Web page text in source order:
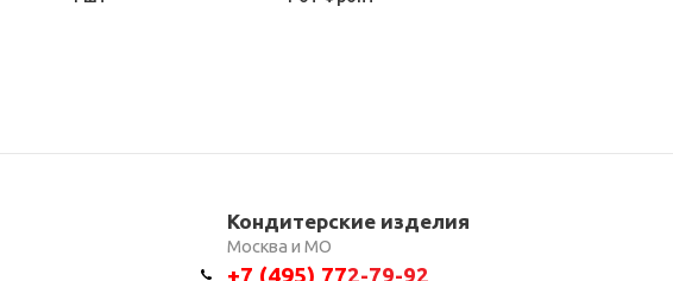
Кондитерские изделия
Москва и МО
+7 (495) 772-79-92